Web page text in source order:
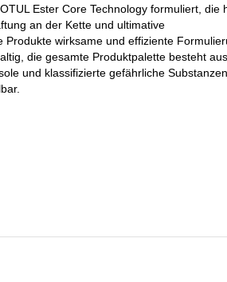
Ester Core Technology formuliert, die
an der Kette und ultimative
wirksame und effiziente
die gesamte Produktpalette besteht aus
und klassifizierte gefährliche